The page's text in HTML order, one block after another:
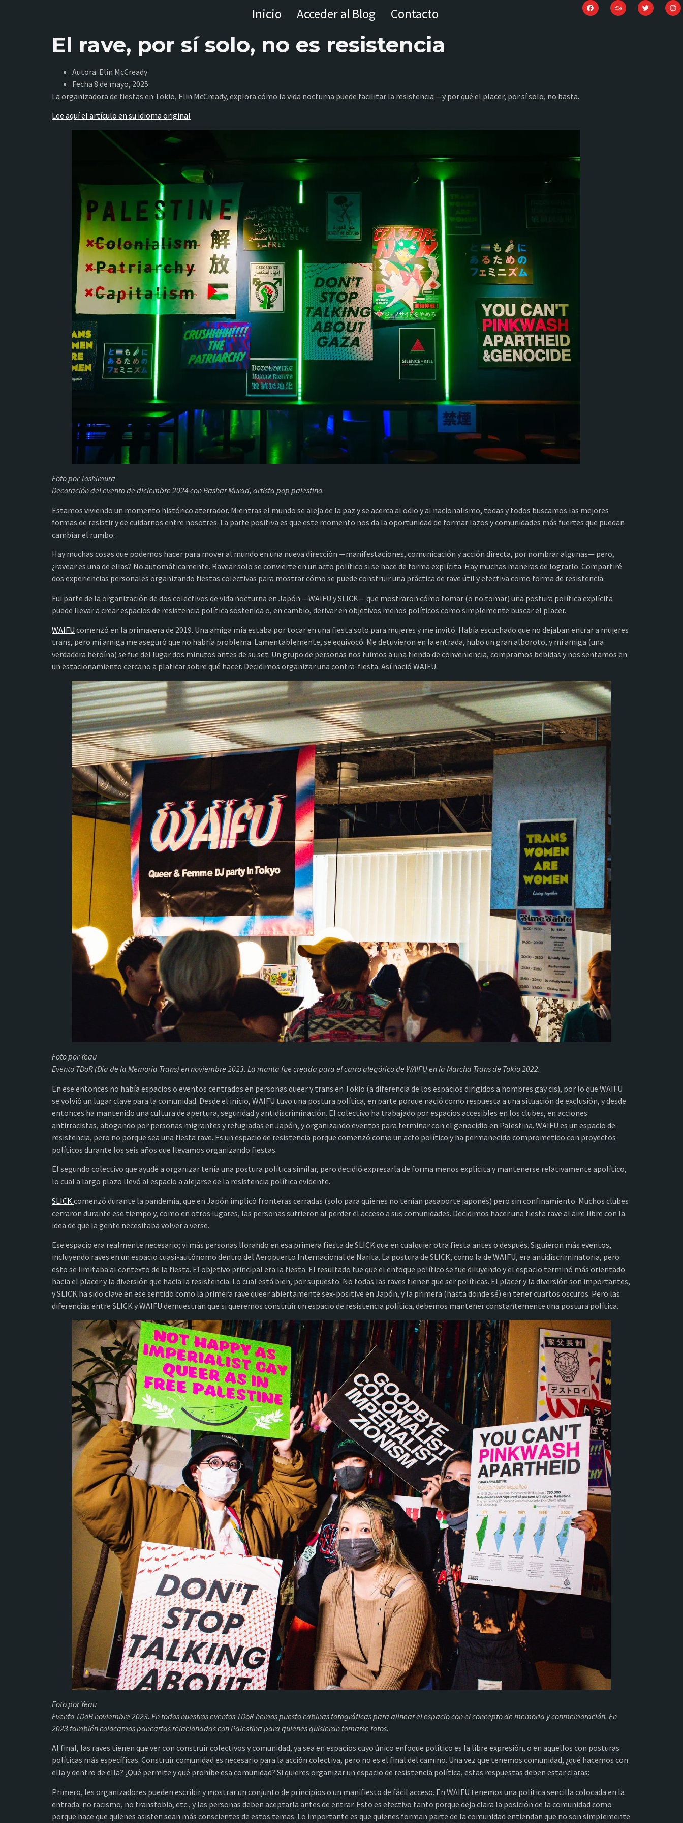
Inicio Acceder al Blog Contacto
El rave, por sí solo, no es resistencia
Autora: Elin McCready
Fecha 8 de mayo, 2025
La organizadora de fiestas en Tokio, Elin McCready, explora cómo la vida nocturna puede facilitar la resistencia —y por qué el placer, por sí solo, no basta.
Lee aquí el artículo en su idioma original
Foto por Toshimura
Decoración del evento de diciembre 2024 con Bashar Murad, artista pop palestino.
Estamos viviendo un momento histórico aterrador. Mientras el mundo se aleja de la paz y se acerca al odio y al nacionalismo, todas y todos buscamos las mejores
formas de resistir y de cuidarnos entre nosotres. La parte positiva es que este momento nos da la oportunidad de formar lazos y comunidades más fuertes que puedan
cambiar el rumbo.
Hay muchas cosas que podemos hacer para mover al mundo en una nueva dirección —manifestaciones, comunicación y acción directa, por nombrar algunas— pero,
¿ravear es una de ellas? No automáticamente. Ravear solo se convierte en un acto político si se hace de forma explícita. Hay muchas maneras de lograrlo. Compartiré
dos experiencias personales organizando fiestas colectivas para mostrar cómo se puede construir una práctica de rave útil y efectiva como forma de resistencia.
Fui parte de la organización de dos colectivos de vida nocturna en Japón —WAIFU y SLICK— que mostraron cómo tomar (o no tomar) una postura política explícita
puede llevar a crear espacios de resistencia política sostenida o, en cambio, derivar en objetivos menos políticos como simplemente buscar el placer.
WAIFU comenzó en la primavera de 2019. Una amiga mía estaba por tocar en una fiesta solo para mujeres y me invitó. Había escuchado que no dejaban entrar a mujeres
trans, pero mi amiga me aseguró que no habría problema. Lamentablemente, se equivocó. Me detuvieron en la entrada, hubo un gran alboroto, y mi amiga (una
verdadera heroína) se fue del lugar dos minutos antes de su set. Un grupo de personas nos fuimos a una tienda de conveniencia, compramos bebidas y nos sentamos en
un estacionamiento cercano a platicar sobre qué hacer. Decidimos organizar una contra-fiesta. Así nació WAIFU.
Foto por Yeau
Evento TDoR (Día de la Memoria Trans) en noviembre 2023. La manta fue creada para el carro alegórico de WAIFU en la Marcha Trans de Tokio 2022.
En ese entonces no había espacios o eventos centrados en personas queer y trans en Tokio (a diferencia de los espacios dirigidos a hombres gay cis), por lo que WAIFU
se volvió un lugar clave para la comunidad. Desde el inicio, WAIFU tuvo una postura política, en parte porque nació como respuesta a una situación de exclusión, y desde
entonces ha mantenido una cultura de apertura, seguridad y antidiscriminación. El colectivo ha trabajado por espacios accesibles en los clubes, en acciones
antirracistas, abogando por personas migrantes y refugiadas en Japón, y organizando eventos para terminar con el genocidio en Palestina. WAIFU es un espacio de
resistencia, pero no porque sea una fiesta rave. Es un espacio de resistencia porque comenzó como un acto político y ha permanecido comprometido con proyectos
políticos durante los seis años que llevamos organizando fiestas.
El segundo colectivo que ayudé a organizar tenía una postura política similar, pero decidió expresarla de forma menos explícita y mantenerse relativamente apolítico,
lo cual a largo plazo llevó al espacio a alejarse de la resistencia política evidente.
SLICK comenzó durante la pandemia, que en Japón implicó fronteras cerradas (solo para quienes no tenían pasaporte japonés) pero sin confinamiento. Muchos clubes
cerraron durante ese tiempo y, como en otros lugares, las personas sufrieron al perder el acceso a sus comunidades. Decidimos hacer una fiesta rave al aire libre con la
idea de que la gente necesitaba volver a verse.
Ese espacio era realmente necesario; vi más personas llorando en esa primera fiesta de SLICK que en cualquier otra fiesta antes o después. Siguieron más eventos,
incluyendo raves en un espacio cuasi-autónomo dentro del Aeropuerto Internacional de Narita. La postura de SLICK, como la de WAIFU, era antidiscriminatoria, pero
esto se limitaba al contexto de la fiesta. El objetivo principal era la fiesta. El resultado fue que el enfoque político se fue diluyendo y el espacio terminó más orientado
hacia el placer y la diversión que hacia la resistencia. Lo cual está bien, por supuesto. No todas las raves tienen que ser políticas. El placer y la diversión son importantes,
y SLICK ha sido clave en ese sentido como la primera rave queer abiertamente sex-positive en Japón, y la primera (hasta donde sé) en tener cuartos oscuros. Pero las
diferencias entre SLICK y WAIFU demuestran que si queremos construir un espacio de resistencia política, debemos mantener constantemente una postura política.
Foto por Yeau
Evento TDoR noviembre 2023. En todos nuestros eventos TDoR hemos puesto cabinas fotográficas para alinear el espacio con el concepto de memoria y conmemoración. En
2023 también colocamos pancartas relacionadas con Palestina para quienes quisieran tomarse fotos.
Al final, las raves tienen que ver con construir colectivos y comunidad, ya sea en espacios cuyo único enfoque político es la libre expresión, o en aquellos con posturas
políticas más específicas. Construir comunidad es necesario para la acción colectiva, pero no es el final del camino. Una vez que tenemos comunidad, ¿qué hacemos con
ella y dentro de ella? ¿Qué permite y qué prohíbe esa comunidad? Si quieres organizar un espacio de resistencia política, estas respuestas deben estar claras:
Primero, les organizadores pueden escribir y mostrar un conjunto de principios o un manifiesto de fácil acceso. En WAIFU tenemos una política sencilla colocada en la
entrada: no racismo, no transfobia, etc., y las personas deben aceptarla antes de entrar. Esto es efectivo tanto porque deja clara la posición de la comunidad como
porque hace que quienes asisten sean más conscientes de estos temas. Lo importante es que quienes forman parte de la comunidad entiendan que no son simplemente